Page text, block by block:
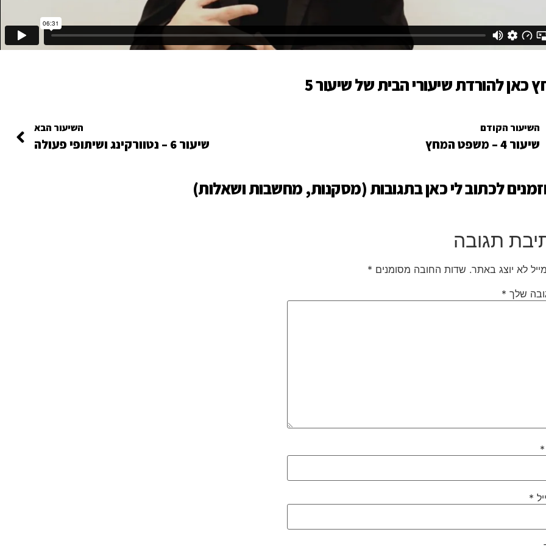
כאן להורדת שיעורי הבית של שיעור 5
השיעור הקודם
שיעור 4 – משפט המחץ
השיעור הבא
שיעור 6 – נטוורקינג ושיתופי פעולה
לכתוב לי כאן בתגובות (מסקנות, מחשבות ושאלות)
תגובה
לא יוצג באתר. שדות החובה מסומנים *
שלך *
*
*